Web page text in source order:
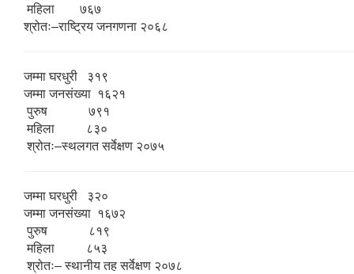
महिला ७६७
श्रोतः–राष्ट्रिय जनगणना २०६८
जम्मा घरधुरी ३१९
जम्मा जनसंख्या १६२१
पुरुष ७९१
महिला ८३०
श्रोतः–स्थलगत सर्वेक्षण २०७५
जम्मा घरधुरी ३२०
जम्मा जनसंख्या १६७२
पुरुष ८१९
महिला ८५३
श्रोतः– स्थानीय तह सर्वेक्षण २०७८